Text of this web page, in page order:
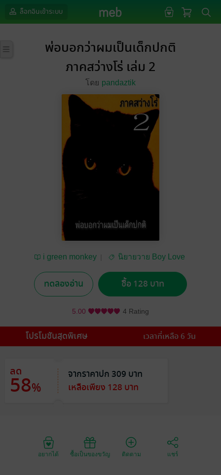
ล็อกอินเข้าระบบ
พ่อบอกว่าผมเป็นเด็กปกติ
ภาคสว่างโร่ เล่ม 2
โดย pandaztik
i green monkey
นิยายวาย Boy Love
ทดลองอ่าน ซื้อ 128 บาท
5.00 4 Rating
โปรโมชันสุดพิเศษ เวลาที่เหลือ 6 วัน
ลด
58%
จากราคาปก 309 บาท
เหลือเพียง 128 บาท
อยากได้ ซื้อเป็นของขวัญ ติดตาม แชร์